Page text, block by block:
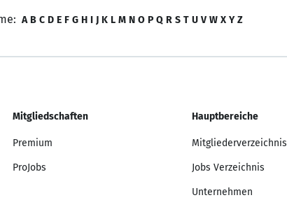
A B C D E F G H I J K L M N O P Q R S T U V W X Y Z
Mitgliedschaften
Premium
ProJobs
Hauptbereiche
Mitgliederverzeichnis
Jobs Verzeichnis
Unternehmen